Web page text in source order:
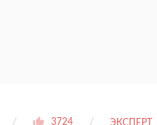
3724 ЭКСПЕРТ